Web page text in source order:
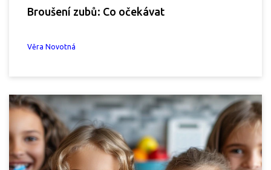
Broušení zubů: Co očekávat
Věra Novotná